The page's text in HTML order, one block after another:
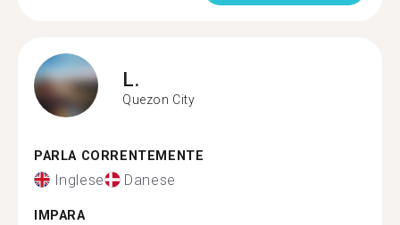
L.
Quezon City
PARLA CORRENTEMENTE
Inglese Danese
IMPARA